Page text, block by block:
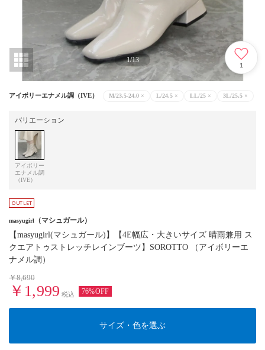
1/13
1
アイボリーエナメル調（IVE） M/23.5-24.0 × L/24.5 × LL/25 × 3L/25.5 ×
バリエーション
アイボリー
エナメル調
（IVE）
masyugirl （マシュガール）
【masyugirl(マシュガール)】【4E幅広・大きいサイズ 晴雨兼用 ス
クエアトゥストレッチレインブーツ】SOROTTO （アイボリーエ
ナメル調）
￥8,690
￥1,999 税込 76%OFF
サイズ・色を選ぶ